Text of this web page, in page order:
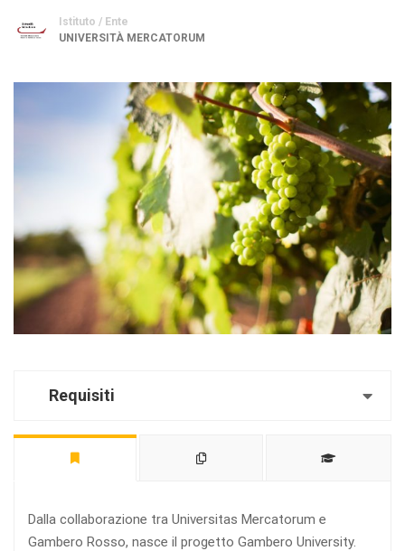
Istituto / Ente
UNIVERSITÀ MERCATORUM
Requisiti
Dalla collaborazione tra Universitas Mercatorum e
Gambero Rosso, nasce il progetto Gambero University.